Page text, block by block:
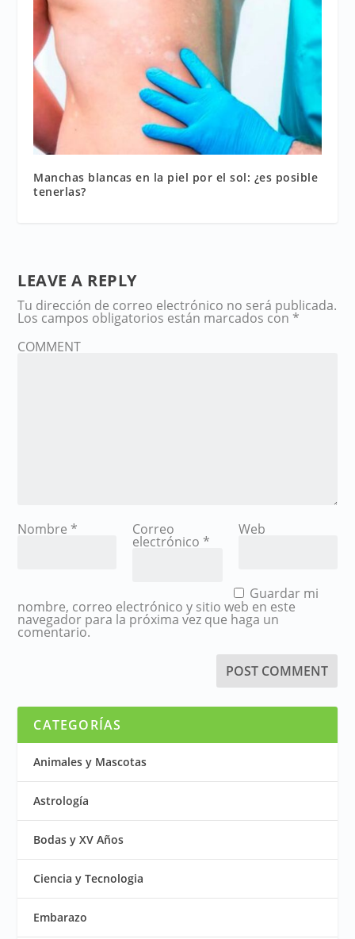
Manchas blancas en la piel por el sol: ¿es posible
tenerlas?
LEAVE A REPLY
Tu dirección de correo electrónico no será publicada.
Los campos obligatorios están marcados con *
COMMENT
Nombre * Correo
electrónico *
Web
Guardar mi
nombre, correo electrónico y sitio web en este
navegador para la próxima vez que haga un
comentario.
CATEGORÍAS
Animales y Mascotas
Astrología
Bodas y XV Años
Ciencia y Tecnologia
Embarazo